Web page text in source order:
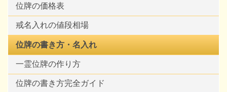
位牌の価格表
戒名入れの値段相場
位牌の書き方・名入れ
一霊位牌の作り方
位牌の書き方完全ガイド